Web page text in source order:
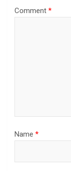
Comment *
Name *